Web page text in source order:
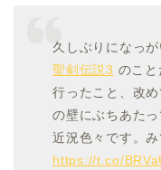
久しぶりになっ
聖剣伝説3 のこ
行ったこと、改
の壁にぶちあた
近況色々です。み
https://t.co/